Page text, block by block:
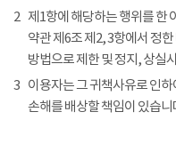
2 제1항에 해당하는 행위를 한
약관 제6조 제2, 3항에서 정
방법으로 제한 및 정지, 상실
3 이용자는 그 귀책사유로 인
손해를 배상할 책임이 있습니